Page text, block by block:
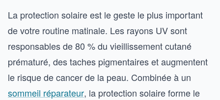
La protection solaire est le geste le plus important
de votre routine matinale. Les rayons UV sont
responsables de 80 % du vieillissement cutané
prématuré, des taches pigmentaires et augmentent
le risque de cancer de la peau. Combinée à un
sommeil réparateur, la protection solaire forme le